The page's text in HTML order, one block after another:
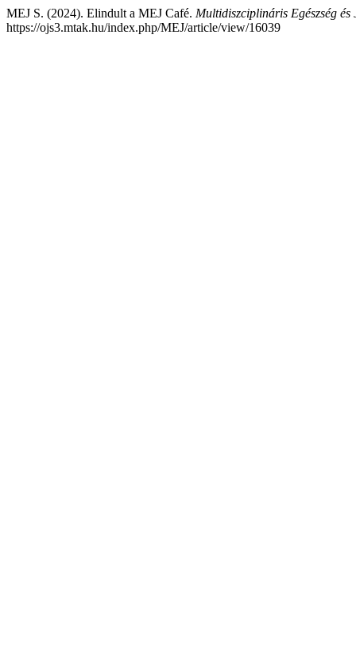
MEJ S. (2024). Elindult a MEJ Café. Multidiszciplináris Egészség és
https://ojs3.mtak.hu/index.php/MEJ/article/view/16039